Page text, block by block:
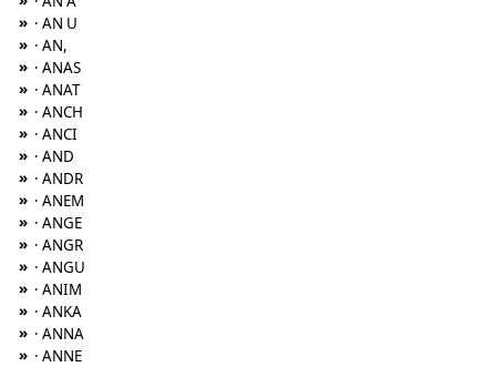
» · AN U
» · AN,
» · ANAS
» · ANAT
» · ANCH
» · ANCI
» · AND
» · ANDR
» · ANEM
» · ANGE
» · ANGR
» · ANGU
» · ANIM
» · ANKA
» · ANNA
» · ANNE